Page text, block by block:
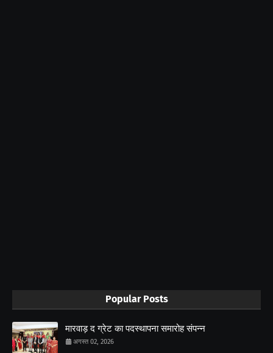
Popular Posts
मारवाड़ द ग्रेट का पदस्थापना समारोह संपन्न
अगस्त 02, 2026